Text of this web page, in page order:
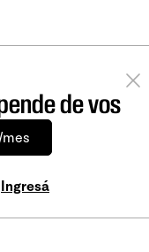
de vos
Ingresá